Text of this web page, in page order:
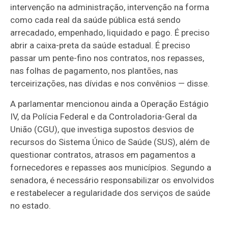
intervenção na administração, intervenção na forma
como cada real da saúde pública está sendo
arrecadado, empenhado, liquidado e pago. É preciso
abrir a caixa-preta da saúde estadual. É preciso
passar um pente-fino nos contratos, nos repasses,
nas folhas de pagamento, nos plantões, nas
terceirizações, nas dívidas e nos convênios — disse.
A parlamentar mencionou ainda a Operação Estágio
IV, da Polícia Federal e da Controladoria-Geral da
União (CGU), que investiga supostos desvios de
recursos do Sistema Único de Saúde (SUS), além de
questionar contratos, atrasos em pagamentos a
fornecedores e repasses aos municípios. Segundo a
senadora, é necessário responsabilizar os envolvidos
e restabelecer a regularidade dos serviços de saúde
no estado.